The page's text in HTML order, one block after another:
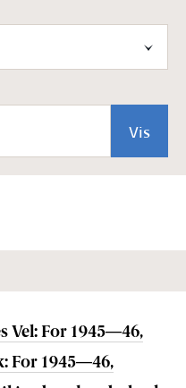
Vis
Vel: For 1945—46,
For 1945—46,